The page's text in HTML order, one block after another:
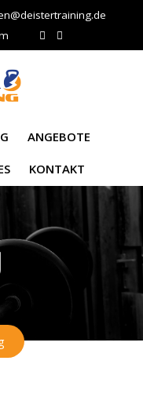
ANGEBOTE
KONTAKT